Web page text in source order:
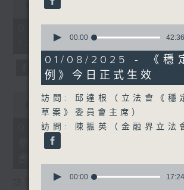
seconds
minutes,
seconds
00:00
07/08/2026 - 足本
17:00 - 18:00)
seconds
minutes,
07/08/2026 - 流動圖書
參差 申訴專員主動調查康
訪問：何敬康（立法會民政及文
seconds
42
minutes,
36
seconds
00:00 42:36
01/08/2025 - 《穩
例》今日正式生效
訪問: 邱達根（立法會《穩
草案》委員會主席）
訪問: 陳振英（金融界立法
seconds
00:00 17:24